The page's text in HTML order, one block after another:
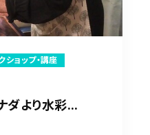
ショップ・講座
ダより水彩...